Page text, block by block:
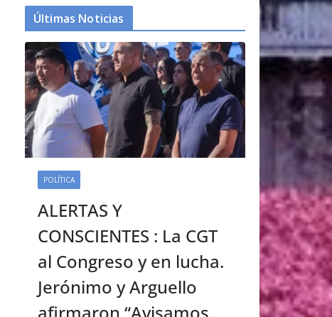
Últimas Noticias
POLÍTICA
ALERTAS Y
CONSCIENTES : La CGT
al Congreso y en lucha.
Jerónimo y Arguello
afirmaron “Avisamos